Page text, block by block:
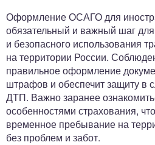
Оформление ОСАГО для
обязательный и важный шаг
и безопасного использования
на территории России.
правильное оформление
штрафов и обеспечит защиту в
ДТП. Важно заранее
особенностями страхования,
временное пребывание на
без проблем и забот.